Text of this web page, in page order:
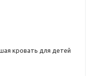
кровать для детей